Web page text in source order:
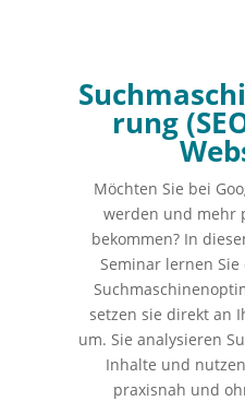
rung
Möchten Sie bei
werden und mehr
bekommen? In
Seminar lernen
setzen sie direkt an
um. Sie analysieren
Inhalte und
praxisnah und